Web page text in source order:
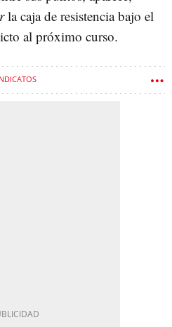
la caja de resistencia bajo el
al próximo curso.